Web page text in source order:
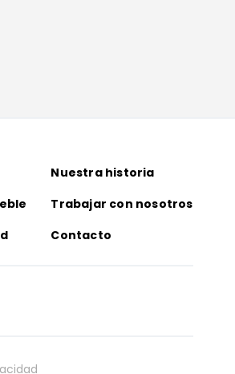
Nuestra historia
Trabajar con nosotros
Contacto